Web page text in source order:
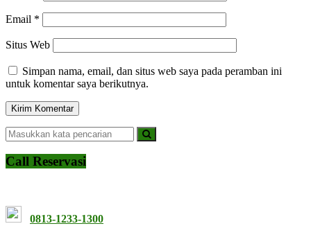
Email *
Situs Web
Simpan nama, email, dan situs web saya pada peramban ini
untuk komentar saya berikutnya.
Call Reservasi
0813-1233-1300